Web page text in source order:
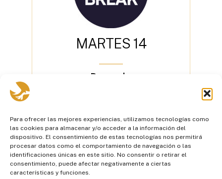
Para ofrecer las mejores experiencias, utilizamos tecnologías como
las cookies para almacenar y/o acceder a la información del
dispositivo. El consentimiento de estas tecnologías nos permitirá
procesar datos como el comportamiento de navegación o las
identificaciones únicas en este sitio. No consentir o retirar el
consentimiento, puede afectar negativamente a ciertas
características y funciones.
MARTES 14
– Despachos
– Salida a vacaciones
personal docente
Agendar